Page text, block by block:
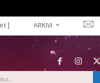
] ARKIVI